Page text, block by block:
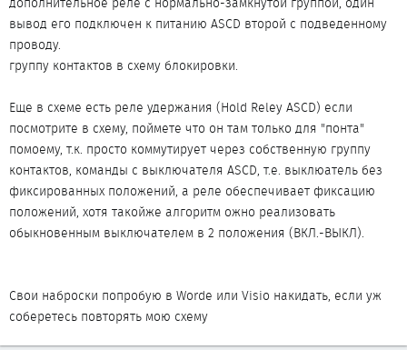
вывод его подключен к питанию АSCD второй с подведенному
проводу.
группу контактов в схему блокировки.
Еще в схеме есть реле удержания (Hold Reley ASCD) если
посмотрите в схему, поймете что он там только для "понта"
помоему, т.к. просто коммутирует через собственную группу
контактов, команды с выключателя ASCD, т.е. выклюатель без
фиксированных положений, а реле обеспечивает фиксацию
положений, хотя такойже алгоритм ожно реализовать
обыкновенным выключателем в 2 положения (ВКЛ.-ВЫКЛ).
Свои наброски попробую в Worde или Visio накидать, если уж
соберетесь повторять мою схему